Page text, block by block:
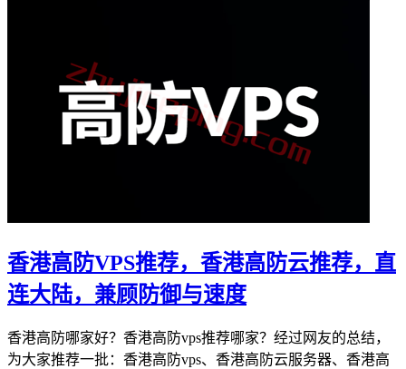
香港高防VPS推荐，香港高防云推荐，直
连大陆，兼顾防御与速度
香港高防哪家好？香港高防vps推荐哪家？经过网友的总结，
为大家推荐一批：香港高防vps、香港高防云服务器、香港高